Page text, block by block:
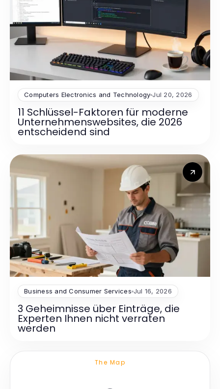
Computers Electronics and Technology Jul 20, 2026
11 Schlüssel-Faktoren für moderne
Unternehmenswebsites, die 2026
entscheidend sind
Business and Consumer Services Jul 16, 2026
3 Geheimnisse über Einträge, die
Experten Ihnen nicht verraten
werden
The Map